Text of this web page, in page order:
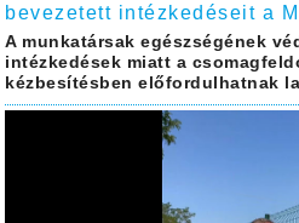
bevezetett intézkedéseit a
A munkatársak egészségének
intézkedések miatt a
kézbesítésben előfordulhatnak